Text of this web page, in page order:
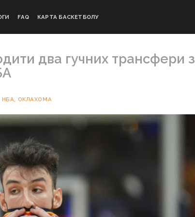
FAQ КАРТА БАСКЕТБОЛУ
два гучних трансфери з
НБА ОКЛАХОМА